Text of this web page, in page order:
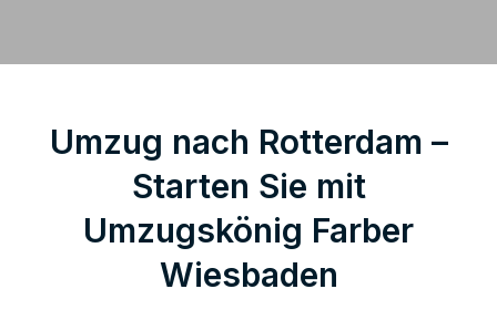
Umzug nach Rotterdam –
Starten Sie mit
Umzugskönig Farber
Wiesbaden